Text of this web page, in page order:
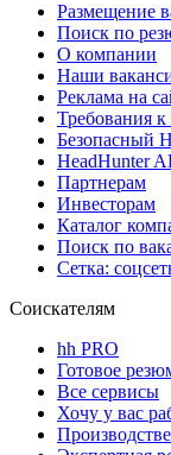
Размещение
Поиск по
О компании
Наши
Реклама на
Требования
Безопасный
HeadHunter
Партнерам
Инвесторам
Каталог
Поиск по
Сетка:
Соискателям
hh PRO
Готовое
Все сервисы
Хочу у вас